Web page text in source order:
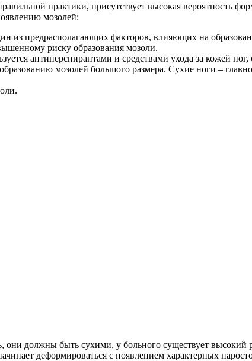
практики, присутствует высокая вероятность
мозолей:
из предрасполагающих факторов, влияющих на
риску образования мозоли.
антиперспирантами и средствами ухода за кожей
мозолей большого размера. Сухие ноги –
должны быть сухими, у больного существует высокий
деформироваться с появлением характерных